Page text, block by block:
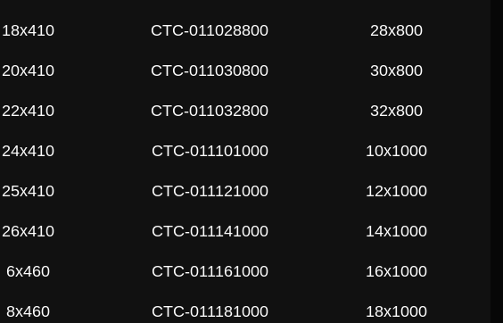
18x410 СTC-011028800 28x800
20x410 СTC-011030800 30x800
22x410 СTC-011032800 32x800
24x410 СTC-011101000 10x1000
25x410 СTC-011121000 12x1000
26x410 СTC-011141000 14x1000
6x460 СTC-011161000 16x1000
8x460 СTC-011181000 18x1000